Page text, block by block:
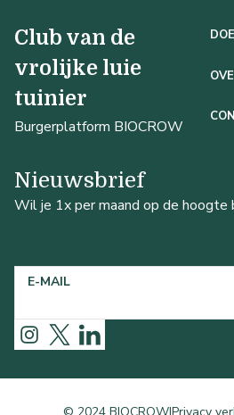
Club van de
vrolijke luie
tuinier
Burgerplatform BIOCROW
Nieuwsbrief
Wil je 1x per maand op de hoogte
E-MAIL